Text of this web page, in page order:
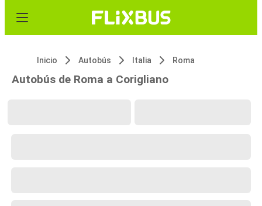
Inicio Autobús Italia Roma
Autobús de Roma a Corigliano